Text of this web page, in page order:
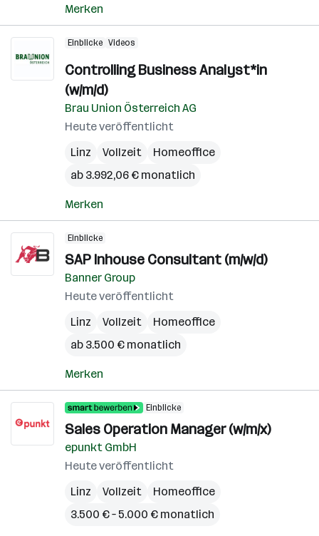
Merken
Einblicke Videos
Controlling Business Analyst*in
(w/m/d)
Brau Union Österreich AG
Heute veröffentlicht
Linz
Vollzeit
Homeoffice
ab 3.992,06 € monatlich
Merken
Einblicke
SAP Inhouse Consultant (m/w/d)
Banner Group
Heute veröffentlicht
Linz
Vollzeit
Homeoffice
ab 3.500 € monatlich
Merken
Einblicke
Sales Operation Manager (w/m/x)
epunkt GmbH
Heute veröffentlicht
Linz
Vollzeit
Homeoffice
3.500 € – 5.000 € monatlich